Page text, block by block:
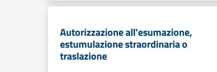
Autorizzazione all'esumazione,
estumulazione straordinaria o
traslazione